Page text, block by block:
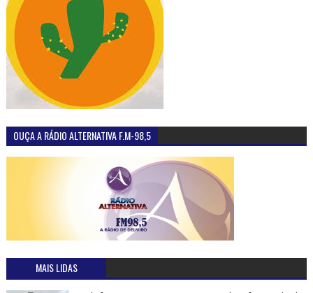
OUÇA A RÁDIO ALTERNATIVA F.M-98,5
MAIS LIDAS